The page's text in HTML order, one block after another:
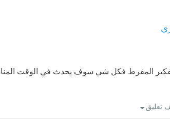
المفرط فكل شي سوف يحدث في الوقت
تعليق